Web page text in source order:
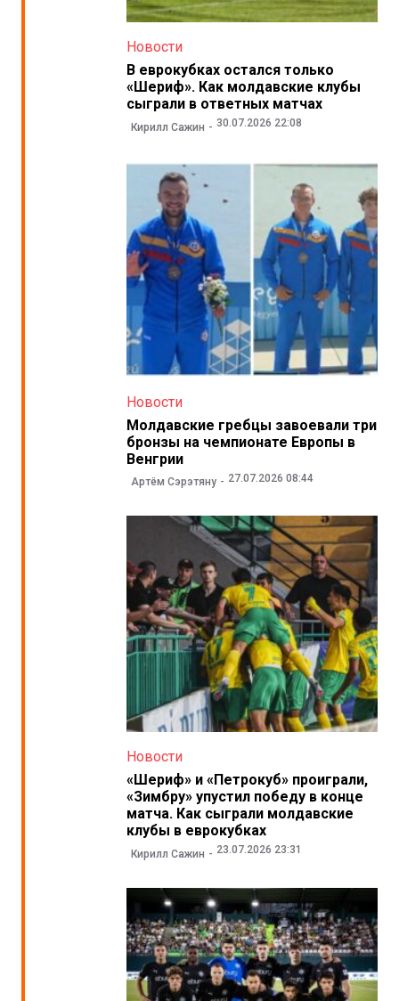
Новости
В еврокубках остался только
«Шериф». Как молдавские клубы
сыграли в ответных матчах
Кирилл Сажин 30.07.2026 22:08
Новости
Молдавские гребцы завоевали три
бронзы на чемпионате Европы в
Венгрии
Артём Сэрэтяну 27.07.2026 08:44
Новости
«Шериф» и «Петрокуб» проиграли,
«Зимбру» упустил победу в конце
матча. Как сыграли молдавские
клубы в еврокубках
Кирилл Сажин 23.07.2026 23:31